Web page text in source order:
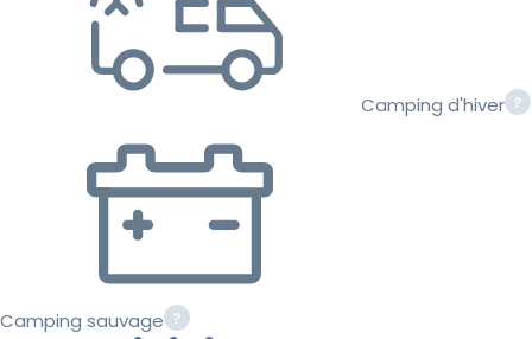
Camping d'hiver
Camping sauvage